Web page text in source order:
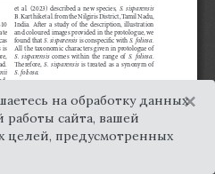
на обработку данных
сайта, вашей
целей, предусмотренных
×